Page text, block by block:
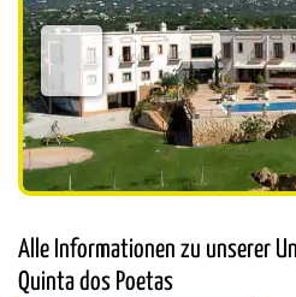
Alle Informationen zu unserer
Quinta dos Poetas